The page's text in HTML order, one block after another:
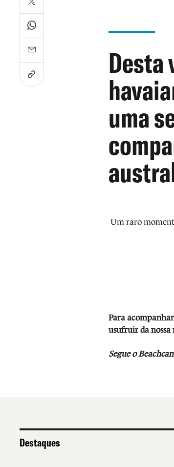
Desta
uma
Um raro
Para
usufruir da nossa
Segue o
Destaques